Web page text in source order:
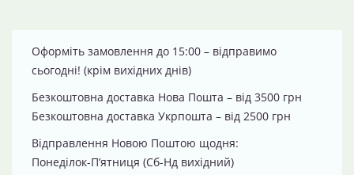
Оформіть замовлення до 15:00 – відправимо
сьогодні! (крім вихідних днів)
Безкоштовна доставка Нова Пошта – від 3500 грн
Безкоштовна доставка Укрпошта – від 2500 грн
Відправлення Новою Поштою щодня:
Понеділок-П’ятниця (Сб-Нд вихідний)